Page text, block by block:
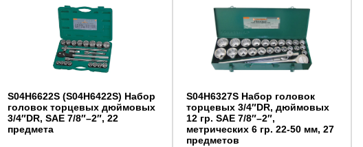
S04H6622S (S04H6422S) Набор
головок торцевых дюймовых
3/4″DR, SAE 7/8″–2″, 22
предмета
S04H6327S Набор головок
торцевых 3/4″DR, дюймовых
12 гр. SAE 7/8″–2″,
метрических 6 гр. 22-50 мм, 27
предметов